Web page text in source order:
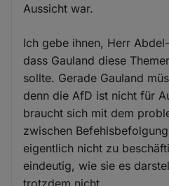
Aussicht war.
Ich gebe ihnen, Herr
dass Gauland diese
sollte. Gerade Gauland
denn die AfD ist nicht für
braucht sich mit dem
zwischen
eigentlich nicht zu
eindeutig, wie sie es
trotzdem nicht.